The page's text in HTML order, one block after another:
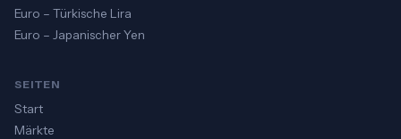
Euro – Türkische Lira
Euro – Japanischer Yen
SEITEN
Start
Märkte